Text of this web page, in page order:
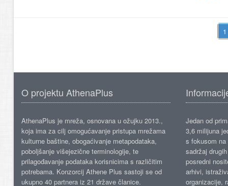
O projektu AthenaPlus
AthenaPlus je mreža, osnovana u ožujku 2013.,
koja ima za cilj omogućavanje pristupa mrežama
kulturne baštine, obogaćivanje metapodataka,
poboljšanje višejezične terminologije, te
prilagođavanje podataka korisnicima s različitim
potrebama. Konzorcij Athene Plus sastoji se od
ukupno 40 partnera iz 21 države članice.
Jedan od
3,6 milijuna
s fokusom
sadržaj
posredni
arhivi,
organizacije,